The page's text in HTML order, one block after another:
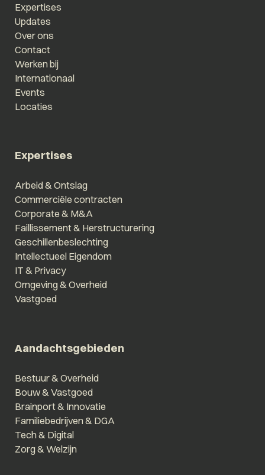
Expertises
Updates
Over ons
Contact
Werken bij
Internationaal
Events
Locaties
Expertises
Arbeid & Ontslag
Commerciële contracten
Corporate & M&A
Faillissement & Herstructurering
Geschillenbeslechting
Intellectueel Eigendom
IT & Privacy
Omgeving & Overheid
Vastgoed
Aandachtsgebieden
Bestuur & Overheid
Bouw & Vastgoed
Brainport & Innovatie
Familiebedrijven & DGA
Tech & Digital
Zorg & Welzijn